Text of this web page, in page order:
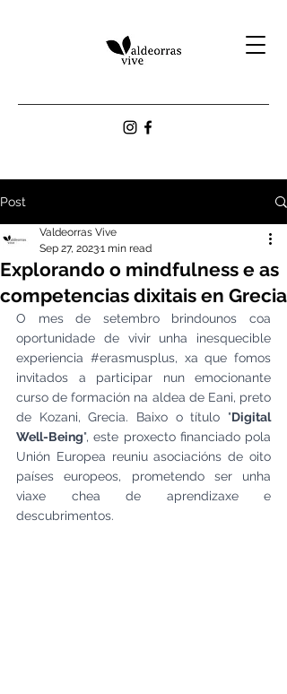
Post
Explorando o mindfulness e as
competencias dixitais en Grecia
Valdeorras Vive
Sep 27, 20231 min read
O mes de setembro brindounos coa
oportunidade de vivir unha inesquecible
experiencia #erasmusplus, xa que fomos
invitados a participar nun emocionante
curso de formación na aldea de Eani, preto
de Kozani, Grecia. Baixo o título "Digital
Well-Being", este proxecto financiado pola
Unión Europea reuniu asociacións de oito
países europeos, prometendo ser unha
viaxe chea de aprendizaxe e
descubrimentos.